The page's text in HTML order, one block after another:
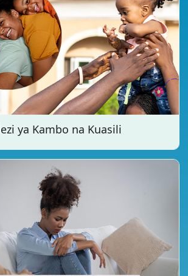
ya Kambo na Kuasili
na Kuasili ...